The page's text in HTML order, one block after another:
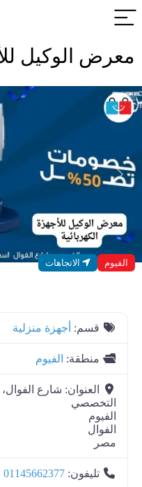
معرض الوكيل
Next
الفيوم الاتجاهات
قسم: أجهزة منزلية
منطقة: الفيوم
العنوان: شارع
التخصصي
الفيوم
الفوال
مصر
تليفون: 01145662377